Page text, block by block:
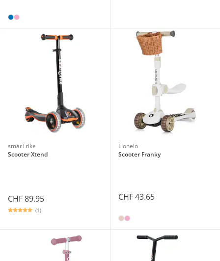
smarTrike
Scooter Xtend
CHF 89.95
(1)
Lionelo
Scooter Franky
CHF 43.65